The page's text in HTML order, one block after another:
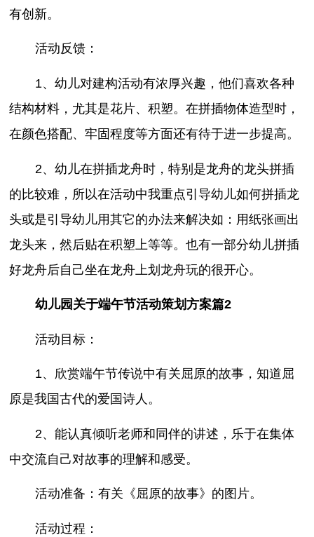
有创新。
活动反馈：
1、幼儿对建构活动有浓厚兴趣，他们喜欢各种
结构材料，尤其是花片、积塑。在拼插物体造型时，
在颜色搭配、牢固程度等方面还有待于进一步提高。
2、幼儿在拼插龙舟时，特别是龙舟的龙头拼插
的比较难，所以在活动中我重点引导幼儿如何拼插龙
头或是引导幼儿用其它的办法来解决如：用纸张画出
龙头来，然后贴在积塑上等等。也有一部分幼儿拼插
好龙舟后自己坐在龙舟上划龙舟玩的很开心。
幼儿园关于端午节活动策划方案篇2
活动目标：
1、欣赏端午节传说中有关屈原的故事，知道屈
原是我国古代的爱国诗人。
2、能认真倾听老师和同伴的讲述，乐于在集体
中交流自己对故事的理解和感受。
活动准备：有关《屈原的故事》的图片。
活动过程：